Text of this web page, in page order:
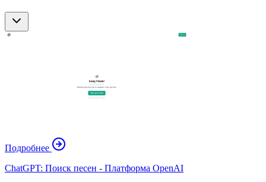
Подробнее
ChatGPT: Поиск песен - Платформа OpenAI